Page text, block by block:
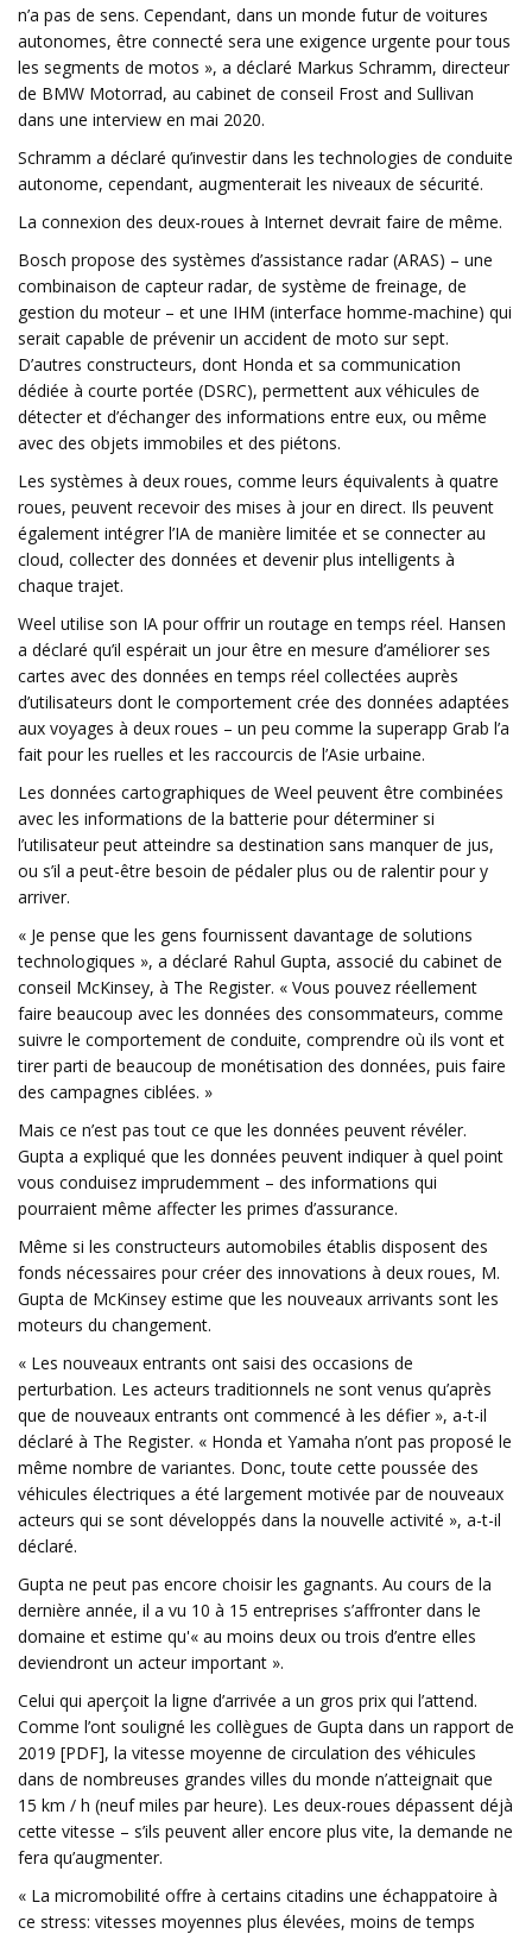
n’a pas de sens. Cependant, dans un monde futur de voitures
autonomes, être connecté sera une exigence urgente pour tous
les segments de motos », a déclaré Markus Schramm, directeur
de BMW Motorrad, au cabinet de conseil Frost and Sullivan
dans une interview en mai 2020.
Schramm a déclaré qu’investir dans les technologies de conduite
autonome, cependant, augmenterait les niveaux de sécurité.
La connexion des deux-roues à Internet devrait faire de même.
Bosch propose des systèmes d’assistance radar (ARAS) – une
combinaison de capteur radar, de système de freinage, de
gestion du moteur – et une IHM (interface homme-machine) qui
serait capable de prévenir un accident de moto sur sept.
D’autres constructeurs, dont Honda et sa communication
dédiée à courte portée (DSRC), permettent aux véhicules de
détecter et d’échanger des informations entre eux, ou même
avec des objets immobiles et des piétons.
Les systèmes à deux roues, comme leurs équivalents à quatre
roues, peuvent recevoir des mises à jour en direct. Ils peuvent
également intégrer l’IA de manière limitée et se connecter au
cloud, collecter des données et devenir plus intelligents à
chaque trajet.
Weel utilise son IA pour offrir un routage en temps réel. Hansen
a déclaré qu’il espérait un jour être en mesure d’améliorer ses
cartes avec des données en temps réel collectées auprès
d’utilisateurs dont le comportement crée des données adaptées
aux voyages à deux roues – un peu comme la superapp Grab l’a
fait pour les ruelles et les raccourcis de l’Asie urbaine.
Les données cartographiques de Weel peuvent être combinées
avec les informations de la batterie pour déterminer si
l’utilisateur peut atteindre sa destination sans manquer de jus,
ou s’il a peut-être besoin de pédaler plus ou de ralentir pour y
arriver.
« Je pense que les gens fournissent davantage de solutions
technologiques », a déclaré Rahul Gupta, associé du cabinet de
conseil McKinsey, à The Register. « Vous pouvez réellement
faire beaucoup avec les données des consommateurs, comme
suivre le comportement de conduite, comprendre où ils vont et
tirer parti de beaucoup de monétisation des données, puis faire
des campagnes ciblées. »
Mais ce n’est pas tout ce que les données peuvent révéler.
Gupta a expliqué que les données peuvent indiquer à quel point
vous conduisez imprudemment – des informations qui
pourraient même affecter les primes d’assurance.
Même si les constructeurs automobiles établis disposent des
fonds nécessaires pour créer des innovations à deux roues, M.
Gupta de McKinsey estime que les nouveaux arrivants sont les
moteurs du changement.
« Les nouveaux entrants ont saisi des occasions de
perturbation. Les acteurs traditionnels ne sont venus qu’après
que de nouveaux entrants ont commencé à les défier », a-t-il
déclaré à The Register. « Honda et Yamaha n’ont pas proposé le
même nombre de variantes. Donc, toute cette poussée des
véhicules électriques a été largement motivée par de nouveaux
acteurs qui se sont développés dans la nouvelle activité », a-t-il
déclaré.
Gupta ne peut pas encore choisir les gagnants. Au cours de la
dernière année, il a vu 10 à 15 entreprises s’affronter dans le
domaine et estime qu'« au moins deux ou trois d’entre elles
deviendront un acteur important ».
Celui qui aperçoit la ligne d’arrivée a un gros prix qui l’attend.
Comme l’ont souligné les collègues de Gupta dans un rapport de
2019 [PDF], la vitesse moyenne de circulation des véhicules
dans de nombreuses grandes villes du monde n’atteignait que
15 km / h (neuf miles par heure). Les deux-roues dépassent déjà
cette vitesse – s’ils peuvent aller encore plus vite, la demande ne
fera qu’augmenter.
« La micromobilité offre à certains citadins une échappatoire à
ce stress: vitesses moyennes plus élevées, moins de temps